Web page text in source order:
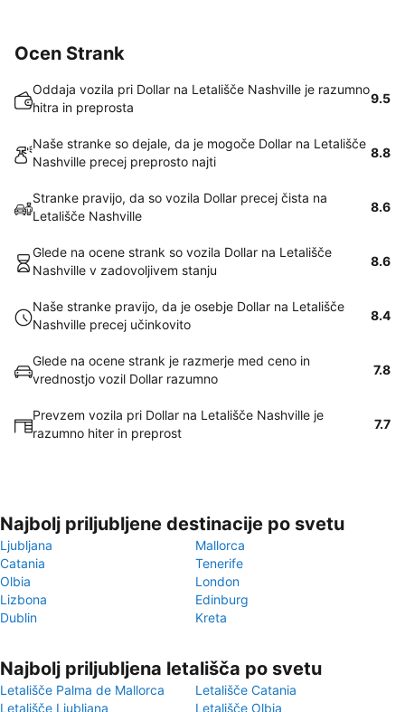
Ocen Strank
Oddaja vozila pri Dollar na Letališče Nashville je razumno
hitra in preprosta
9.5
Naše stranke so dejale, da je mogoče Dollar na Letališče
Nashville precej preprosto najti
8.8
Stranke pravijo, da so vozila Dollar precej čista na
Letališče Nashville
8.6
Glede na ocene strank so vozila Dollar na Letališče
Nashville v zadovoljivem stanju
8.6
Naše stranke pravijo, da je osebje Dollar na Letališče
Nashville precej učinkovito
8.4
Glede na ocene strank je razmerje med ceno in
vrednostjo vozil Dollar razumno
7.8
Prevzem vozila pri Dollar na Letališče Nashville je
razumno hiter in preprost
7.7
Najbolj priljubljene destinacije po svetu
Ljubljana
Mallorca
Catania
Tenerife
Olbia
London
Lizbona
Edinburg
Dublin
Kreta
Najbolj priljubljena letališča po svetu
Letališče Palma de Mallorca
Letališče Catania
Letališče Ljubljana
Letališče Olbia